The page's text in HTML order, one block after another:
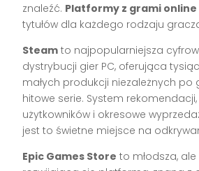
znaleźć. Platformy z grami online
tytułów dla każdego rodzaju
Steam to najpopularniejsza
dystrybucji gier PC, oferująca
małych produkcji niezależnych po
hitowe serie. System
użytkowników i okresowe
jest to świetne miejsce na
Epic Games Store to młodsza,